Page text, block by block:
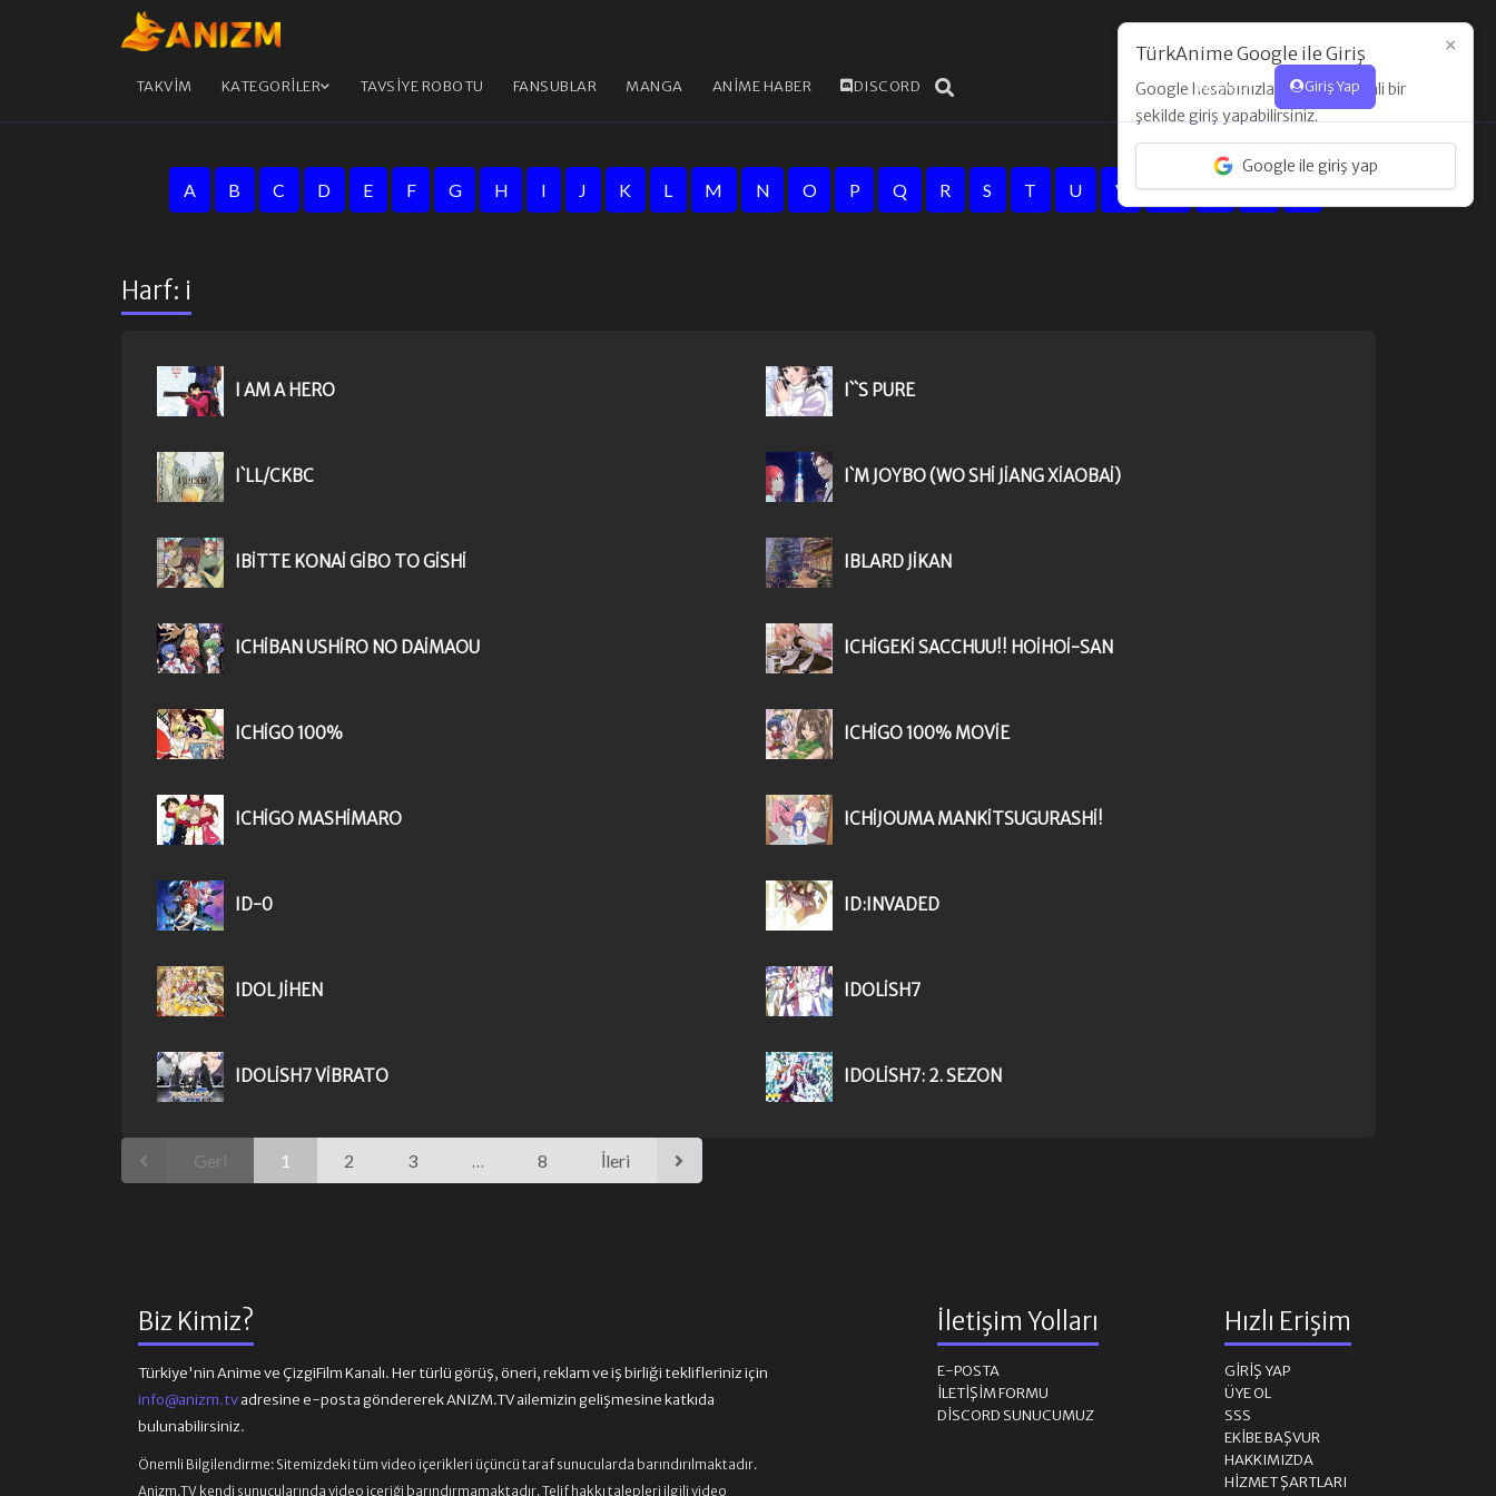
TAKVİM KATEGORİLER TAVSİYE ROBOTU FANSUBLAR MANGA ANİME HABER DISCORD Üye Ol Giriş Yap
A B C D E F G H I J K L M N O P Q R S T U V W X Y Z
Harf: i
I AM A HERO I``S PURE
I`LL/CKBC I`M JOYBO (WO SHI JIANG XIAOBAI)
IBITTE KONAI GIBO TO GISHI IBLARD JIKAN
ICHIBAN USHIRO NO DAIMAOU ICHIGEKI SACCHUU!! HOIHOI-SAN
ICHIGO 100% ICHIGO 100% MOVIE
ICHIGO MASHIMARO ICHIJOUMA MANKITSUGURASHI!
ID-0 ID:INVADED
IDOL JIHEN IDOLISH7
IDOLISH7 VIBRATO IDOLISH7: 2. SEZON
Geri 1 2 3 ... 8 İleri
Biz Kimiz?
Türkiye'nin Anime ve ÇizgiFilm Kanalı. Her türlü görüş, öneri, reklam ve iş birliği teklifleriniz için
info@anizm.tvadresine e-posta göndererek ANIZM.TV ailemizin gelişmesine katkıda
bulunabilirsiniz.
Önemli Bilgilendirme:Sitemizdeki tüm video içerikleri üçüncü taraf sunucularda barındırılmaktadır.
Anizm.TV kendi sunucularında video içeriği barındırmamaktadır. Telif hakkı talepleri ilgili video
İletişim Yolları
E-POSTA
İLETIŞIM FORMU
DISCORD SUNUCUMUZ
Hızlı Erişim
GIRIŞ YAP
ÜYE OL
SSS
EKIBE BAŞVUR
HAKKIMIZDA
HIZMET ŞARTLARI
×
TürkAnime Google ile Giriş
Google hesabınızla hızlı ve güvenli bir
şekilde giriş yapabilirsiniz.
Google ile giriş yap